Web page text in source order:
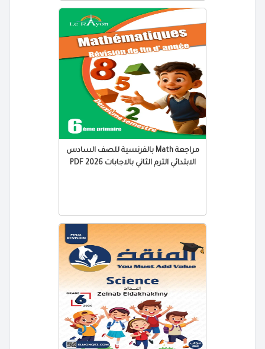
مراجعة Math بالفرنسية للصف السادس
الابتدائي الترم الثاني بالاجابات 2026 PDF